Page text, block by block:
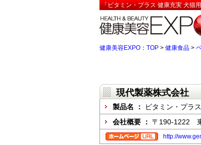
「ビタミン・プラス 健康充実 犬猫
健康美容EXPO：TOP > 健康食品 >
現代製薬株式会社
製品名 ：
ビタミン・プラ
会社概要 ： 〒190-1222
http://